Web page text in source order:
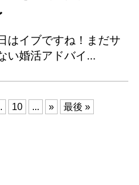
はイブですね！まだサ
い婚活アドバイ...
10 ... » 最後 »